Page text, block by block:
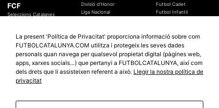
FCF
Seleccions Catalanes
Temes Federatius
Divisió d'Honor
Liga Nacional
Futbol Cadet
Futbol Infantil
Futbol Catalunya
Promocions
Sortejos
Participació
Especials
Copa Catalunya Absoluta 2019
Copa del Rei 2019 - 2020
La present 'Política de Privacitat' proporciona informació sobre com
FUTBOLCATALUNYA.COM utilitza i protegeix les seves dades
personals quan navega per qualsevol propietat digital (pàgines web,
apps, xarxes socials…) que pertanyi a FUTBOLCATALUNYA, així com
dels drets que li assisteixen referent a això. Llegir la nostra política de
privacitat